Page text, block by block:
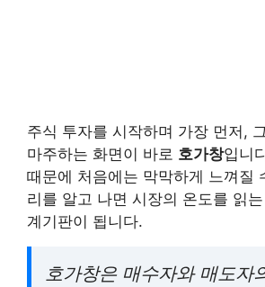
주식 투자를 시작하며 가장 먼저,
마주하는 화면이 바로 호가창입니
때문에 처음에는 막막하게 느껴질
리를 알고 나면 시장의 온도를 읽
계기판이 됩니다.
호가창은 매수자와 매도자